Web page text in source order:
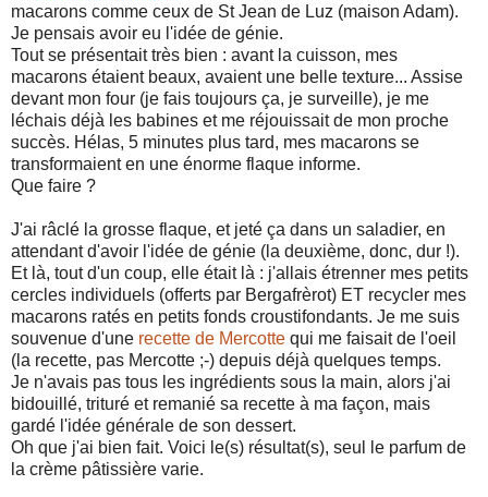
macarons comme ceux de St Jean de Luz (maison Adam).
Je pensais avoir eu l'idée de génie.
Tout se présentait très bien : avant la cuisson, mes
macarons étaient beaux, avaient une belle texture... Assise
devant mon four (je fais toujours ça, je surveille), je me
léchais déjà les babines et me réjouissait de mon proche
succès. Hélas, 5 minutes plus tard, mes macarons se
transformaient en une énorme flaque informe.
Que faire ?
J'ai râclé la grosse flaque, et jeté ça dans un saladier, en
attendant d'avoir l'idée de génie (la deuxième, donc, dur !).
Et là, tout d'un coup, elle était là : j'allais étrenner mes petits
cercles individuels (offerts par Bergafrèrot) ET recycler mes
macarons ratés en petits fonds croustifondants. Je me suis
souvenue d'une recette de Mercotte qui me faisait de l'oeil
(la recette, pas Mercotte ;-) depuis déjà quelques temps.
Je n'avais pas tous les ingrédients sous la main, alors j'ai
bidouillé, trituré et remanié sa recette à ma façon, mais
gardé l'idée générale de son dessert.
Oh que j'ai bien fait. Voici le(s) résultat(s), seul le parfum de
la crème pâtissière varie.